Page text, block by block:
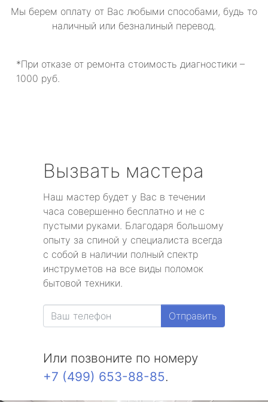
Мы берем оплату от Вас любыми способами, будь то
наличный или безналиный перевод.
*При отказе от ремонта стоимость диагностики –
1000 руб.
Вызвать мастера
Наш мастер будет у Вас в течении
часа совершенно бесплатно и не с
пустыми руками. Благодаря большому
опыту за спиной у специалиста всегда
с собой в наличии полный спектр
инструметов на все виды поломок
бытовой техники.
Отправить
Или позвоните по номеру
+7 (499) 653-88-85.